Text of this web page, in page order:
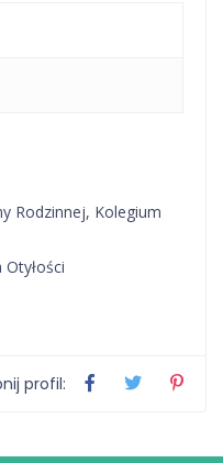
Rodzinnej, Kolegium
profil: